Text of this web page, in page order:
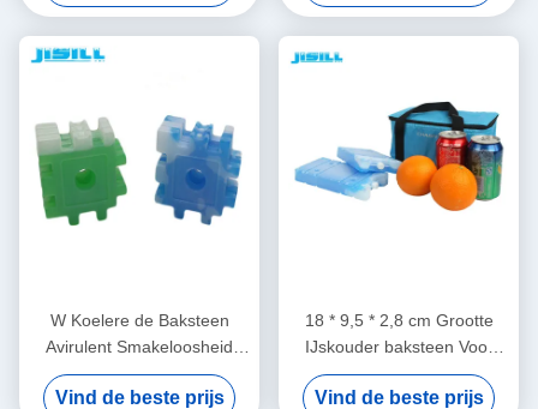
bevroren
W Koelere de Baksteen
Avirulent Smakeloosheid
PCM van het Raadselijs
binnen Materiaal voor
Vind de beste prijs
18 * 9,5 * 2,8 cm Grootte
IJskouder baksteen Voor
isolatie Koeler dozen met
verschillende kleuren Voor
Vind de beste prijs